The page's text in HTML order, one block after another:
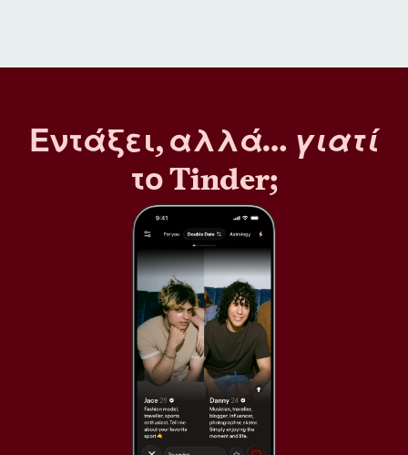
Εντάξει, αλλά… γιατί
το Tinder;